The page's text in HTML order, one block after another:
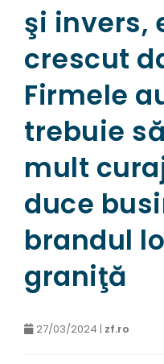
şi invers,
crescut
Firmele
trebuie
mult
duce
brandul
graniţă
27/03/2024 | zf.ro